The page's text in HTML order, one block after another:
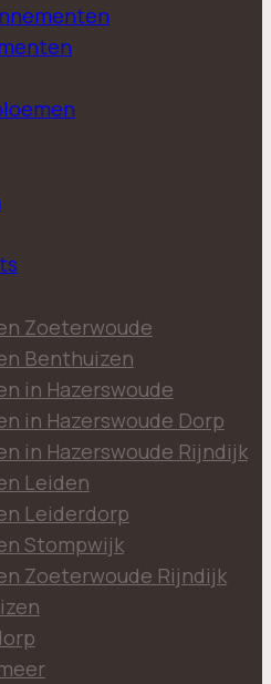
Zoeterwoude
Benthuizen
in Hazerswoude
in Hazerswoude Dorp
in Hazerswoude Rijndijk
Leiden
Leiderdorp
Stompwijk
Zoeterwoude Rijndijk